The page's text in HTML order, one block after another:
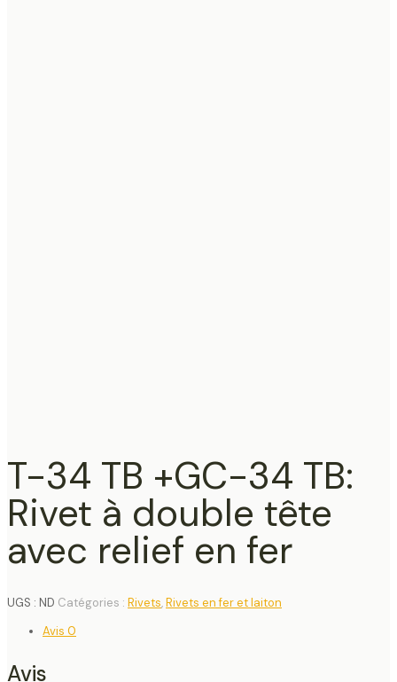
T-34 TB +GC-34 TB:
Rivet à double tête
avec relief en fer
UGS : ND Catégories : Rivets,Rivets en fer et laiton
Avis 0
Avis